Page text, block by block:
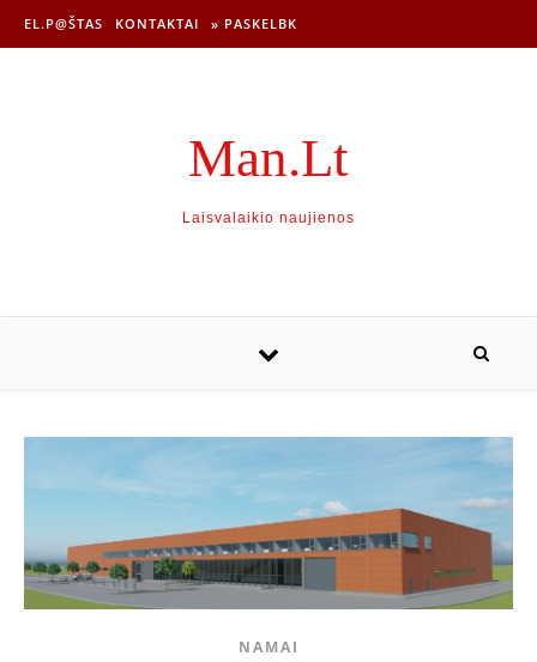
EL.P@ŠTAS KONTAKTAI » PASKELBK
Man.Lt
Laisvalaikio naujienos
NAMAI